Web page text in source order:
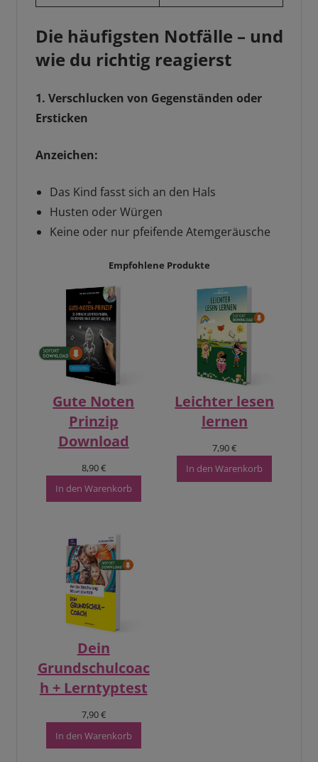
Die häufigsten Notfälle – und
wie du richtig reagierst
1. Verschlucken von Gegenständen oder
Ersticken
Anzeichen:
Das Kind fasst sich an den Hals
Husten oder Würgen
Keine oder nur pfeifende Atemgeräusche
Empfohlene Produkte
Gute Noten
Prinzip
Download
8,90€
In den Warenkorb
Leichter lesen
lernen
7,90€
In den Warenkorb
Dein
Grundschulcoac
h + Lerntyptest
7,90€
In den Warenkorb